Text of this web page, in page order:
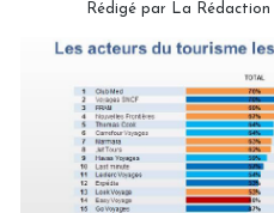
Rédigé par La Rédaction